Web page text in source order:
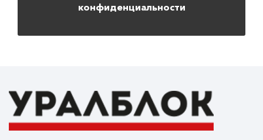
конфиденциальности